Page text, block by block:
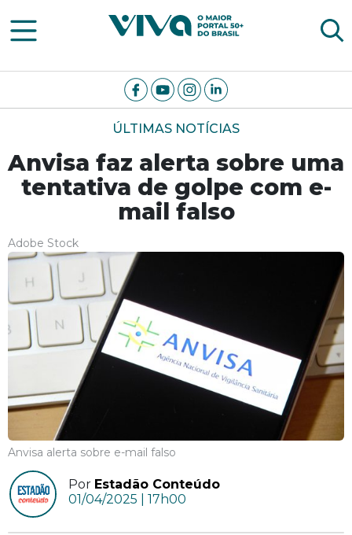
Viva Notícias
ÚLTIMAS NOTÍCIAS
Anvisa faz alerta sobre uma
tentativa de golpe com e-
mail falso
Adobe Stock
Anvisa alerta sobre e-mail falso
Por Estadão Conteúdo
01/04/2025 | 17h00